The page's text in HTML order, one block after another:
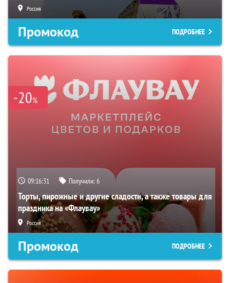
Россия
Промокод ПОДРОБНЕЕ
-20%
09:16:29 Получили:6
Торты, пирожные и другие сладости, а также товары для
праздника на «Флаувау»
Россия
Промокод ПОДРОБНЕЕ